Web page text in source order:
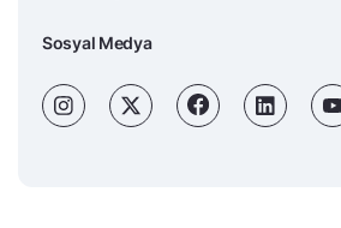
Sosyal Medya